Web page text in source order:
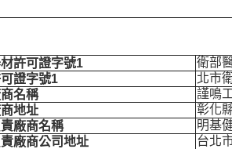
許可證字號1
衛部
證字號1
北市
名稱
謹鳴
地址
彰化
廠商名稱
明基
廠商公司地址
台北